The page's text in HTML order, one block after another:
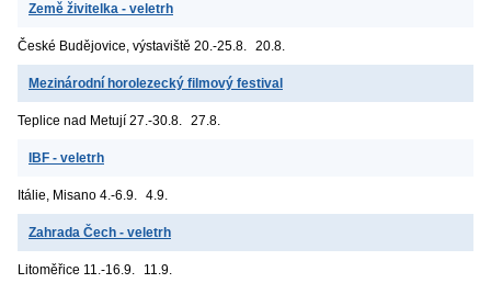
Země živitelka - veletrh
České Budějovice, výstaviště 20.-25.8. 20.8.
Mezinárodní horolezecký filmový festival
Teplice nad Metují 27.-30.8. 27.8.
IBF - veletrh
Itálie, Misano 4.-6.9. 4.9.
Zahrada Čech - veletrh
Litoměřice 11.-16.9. 11.9.